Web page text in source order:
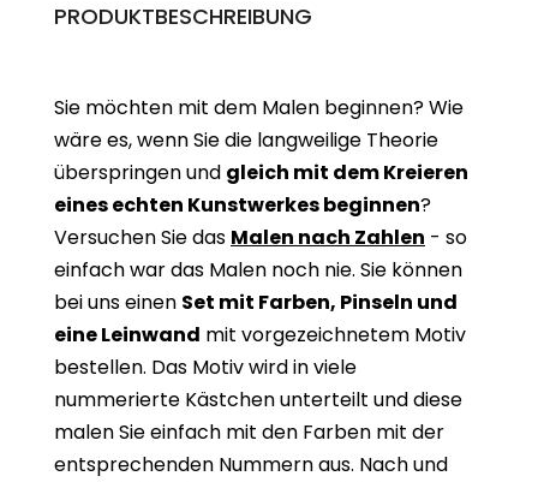
PRODUKTBESCHREIBUNG
Sie möchten mit dem Malen beginnen? Wie
wäre es, wenn Sie die langweilige Theorie
überspringen und gleich mit dem Kreieren
eines echten Kunstwerkes beginnen?
Versuchen Sie das Malen nach Zahlen - so
einfach war das Malen noch nie. Sie können
bei uns einen Set mit Farben, Pinseln und
eine Leinwand mit vorgezeichnetem Motiv
bestellen. Das Motiv wird in viele
nummerierte Kästchen unterteilt und diese
malen Sie einfach mit den Farben mit der
entsprechenden Nummern aus. Nach und